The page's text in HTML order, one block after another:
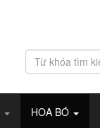
HOA BÓ